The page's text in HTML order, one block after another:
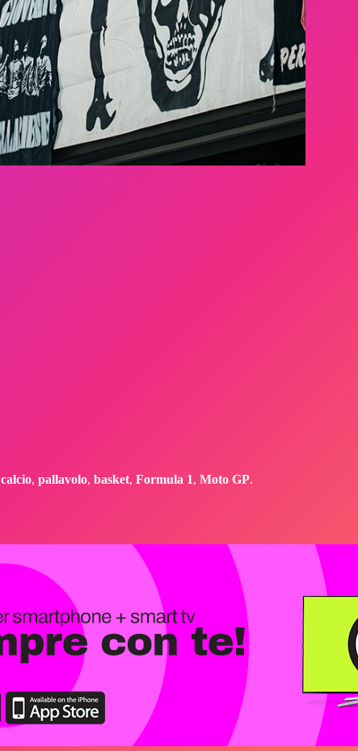
calcio, pallavolo, basket, Formula 1, Moto GP.